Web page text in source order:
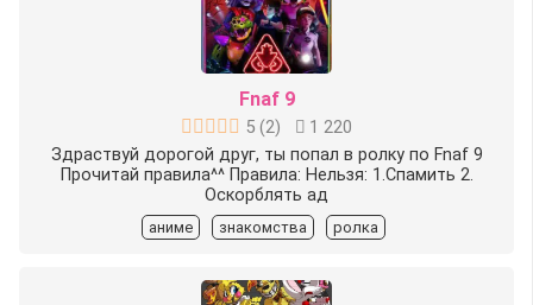
Fnaf 9
5 (2)
1 220
Здраствуй дорогой друг, ты попал в ролку по Fnaf 9
Прочитай правила^^ Правила: Нельзя: 1.Спамить 2.
Оскорблять ад
аниме знакомства ролка